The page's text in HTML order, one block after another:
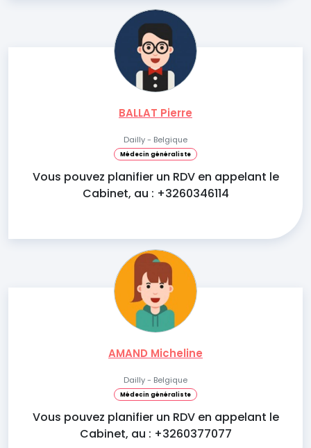
BALLAT Pierre
Dailly - Belgique
Médecin généraliste
Vous pouvez planifier un RDV en appelant le
Cabinet, au : +3260346114
AMAND Micheline
Dailly - Belgique
Médecin généraliste
Vous pouvez planifier un RDV en appelant le
Cabinet, au : +3260377077